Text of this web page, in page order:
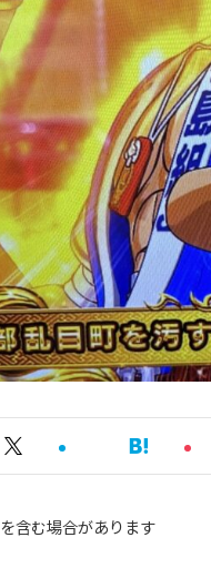
を含む場合があります